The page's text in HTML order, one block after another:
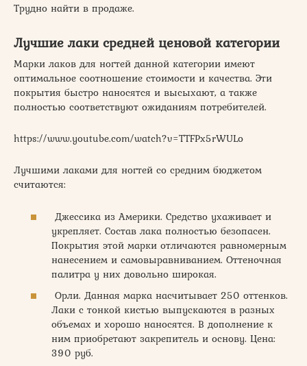
Трудно найти в продаже.
Лучшие лаки средней ценовой категории
Марки лаков для ногтей данной категории имеют
оптимальное соотношение стоимости и качества. Эти
покрытия быстро наносятся и высыхают, а также
полностью соответствуют ожиданиям потребителей.
https://www.youtube.com/watch?v=TTFPx5rWULo
Лучшими лаками для ногтей со средним бюджетом
считаются:
Джессика из Америки. Средство ухаживает и
укрепляет. Состав лака полностью безопасен.
Покрытия этой марки отличаются равномерным
нанесением и самовыравниванием. Оттеночная
палитра у них довольно широкая.
Орли. Данная марка насчитывает 250 оттенков.
Лаки с тонкой кистью выпускаются в разных
объемах и хорошо наносятся. В дополнение к
ним приобретают закрепитель и основу. Цена:
390 руб.